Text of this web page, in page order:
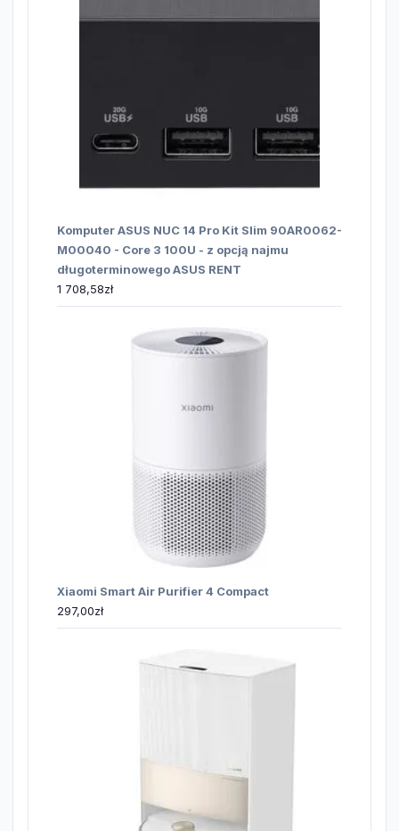
Komputer ASUS NUC 14 Pro Kit Slim 90AR0062-
M00040 - Core 3 100U - z opcją najmu
długoterminowego ASUS RENT
1 708,58zł
Xiaomi Smart Air Purifier 4 Compact
297,00zł